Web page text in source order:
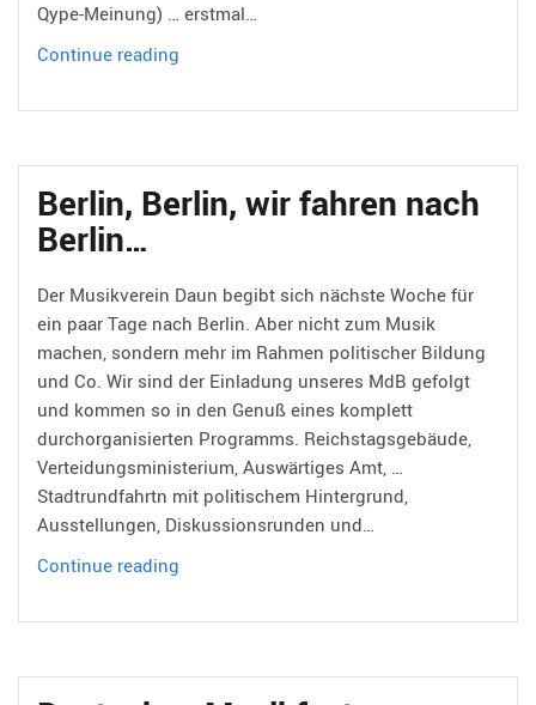
Qype-Meinung) … erstmal…
Continue reading
Berlin, Berlin, wir fahren nach
Berlin…
Der Musikverein Daun begibt sich nächste Woche für
ein paar Tage nach Berlin. Aber nicht zum Musik
machen, sondern mehr im Rahmen politischer Bildung
und Co. Wir sind der Einladung unseres MdB gefolgt
und kommen so in den Genuß eines komplett
durchorganisierten Programms. Reichstagsgebäude,
Verteidungsministerium, Auswärtiges Amt, …
Stadtrundfahrtn mit politischem Hintergrund,
Ausstellungen, Diskussionsrunden und…
Continue reading
wir
nach